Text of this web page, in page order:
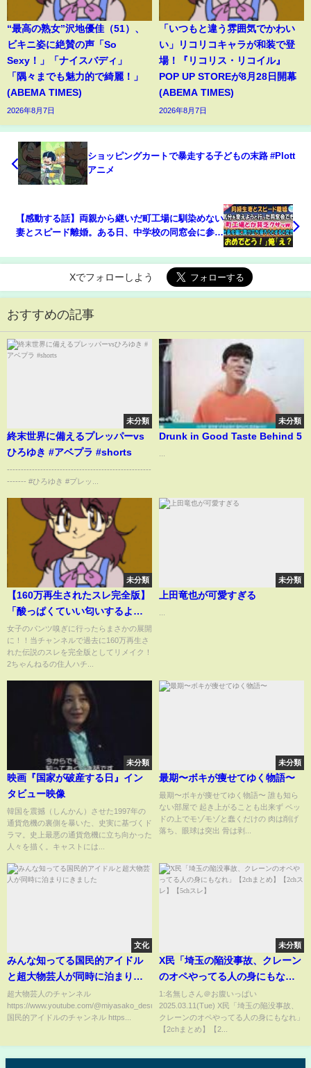
“最高の熟女”沢地優佳（51）、
ビキニ姿に絶賛の声「So
Sexy！」「ナイスバディ」
「隅々までも魅力的で綺麗！」
(ABEMA TIMES)
2026年8月7日
「いつもと違う雰囲気でかわい
い」リコリコキャラが和装で登
場！『リコリス・リコイル』
POP UP STOREが8月28日開幕
(ABEMA TIMES)
2026年8月7日
ショッピングカートで暴走する子どもの末路 #Plott
アニメ
【感動する話】両親から継いだ町工場に馴染めない
妻とスピード離婚。ある日、中学校の同窓会に参加
嫌がらせに嫌気が差し席を立つと…突然【泣ける
話】朗読 総集編
Xでフォローしよう
おすすめの記事
未分類
終末世界に備えるプレッパーvs
ひろゆき #アベプラ #shorts
----------------------------------------------------
------- #ひろゆき #プレッ...
未分類
Drunk in Good Taste Behind 5
未分類
【160万再生されたスレ完全版】
「酸っぱくていい匂いするよ
な」中学の頃プールの時間にパ
ンツ嗅ぎに行ったら [ ゆっくり解
説 ]【伝説のｷﾓ面白い2chスレ】
女子のパンツ嗅ぎに行ったらまさかの展開
に！！当チャンネルで過去に160万再生さ
れた伝説のスレを完全版としてリメイク！
2ちゃんねるの住人ハチ...
未分類
上田竜也が可愛すぎる
未分類
映画『国家が破産する日』イン
タビュー映像
韓国を震撼（しんかん）させた1997年の
通貨危機の裏側を暴いた、史実に基づくド
ラマ。史上最悪の通貨危機に立ち向かった
人々を描く。キャストには...
未分類
最期〜ボキが痩せてゆく物語〜
最期〜ボキが痩せてゆく物語〜 誰も知ら
ない部屋で 起き上がることも出来ず ベッ
ドの上でモゾモゾと蠢くだけの 肉は削げ
落ち、眼球は突出 骨は剥...
文化
みんな知ってる国民的アイドル
と超大物芸人が同時に泊まりに
きました
超大物芸人のチャンネル
https://www.youtube.com/@miyasako_desu
国民的アイドルのチャンネル https...
未分類
X民「埼玉の陥没事故、クレーン
のオペやってる人の身にもな
れ」【2chまとめ】【2chスレ】
【5chスレ】
1:名無しさん＠お腹いっぱい
2025.03.11(Tue) X民「埼玉の陥没事故、
クレーンのオペやってる人の身にもなれ」
【2chまとめ】【2...